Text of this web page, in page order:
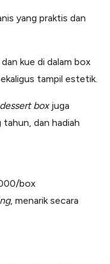
yang praktis dan
kue di dalam box
tampil estetik.
dessert box juga
tahun, dan hadiah
box
, menarik secara